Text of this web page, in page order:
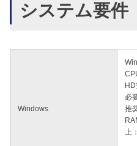
システム要件
Windows
必
推
上